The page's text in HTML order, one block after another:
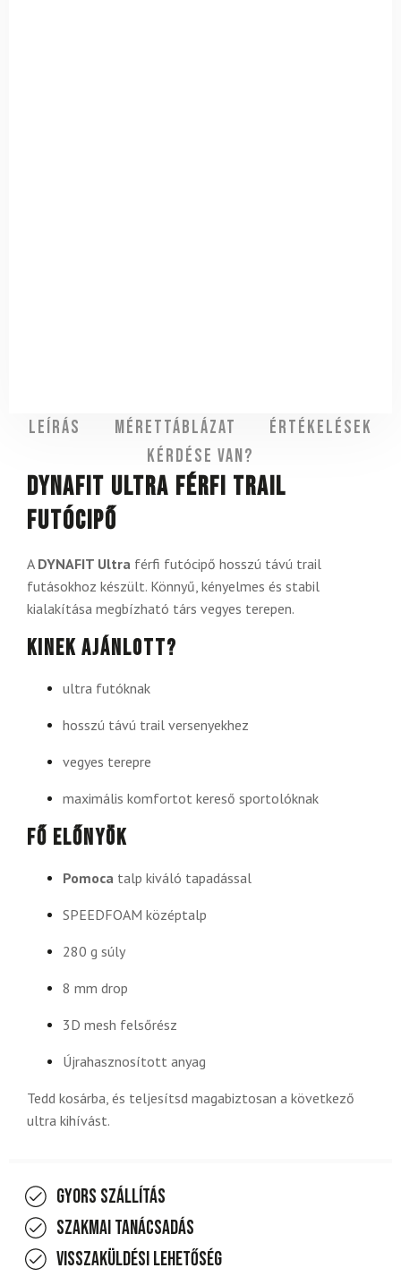
Leírás Mérettáblázat
Értékelések
Kérdése van?
DYNAFIT Ultra férfi trail
futócipő
A DYNAFIT Ultra férfi futócipő hosszú távú trail
futásokhoz készült. Könnyű, kényelmes és stabil
kialakítása megbízható társ vegyes terepen.
Kinek ajánlott?
ultra futóknak
hosszú távú trail versenyekhez
vegyes terepre
maximális komfortot kereső sportolóknak
Fő előnyök
Pomoca talp kiváló tapadással
SPEEDFOAM középtalp
280 g súly
8 mm drop
3D mesh felsőrész
Újrahasznosított anyag
Tedd kosárba, és teljesítsd magabiztosan a következő
ultra kihívást.
Gyors szállítás
Szakmai tanácsadás
Visszaküldési lehetőség